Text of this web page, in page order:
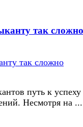
так сложно
путь к успеху
Несмотря на ...